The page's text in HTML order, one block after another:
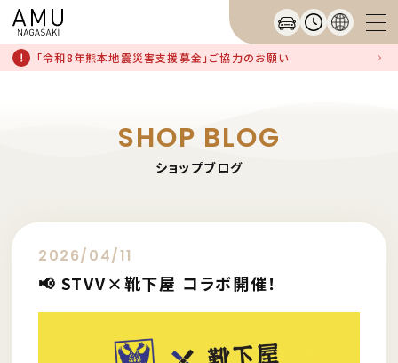
「令和8年熊本地震災害支援募金」ご協力のお願い
SHOP BLOG
ショップブログ
2026/04/11
📢 STVV×靴下屋 コラボ開催！